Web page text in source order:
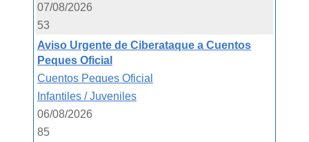
07/08/2026
53
Aviso Urgente de Ciberataque a Cuentos
Peques Oficial
Cuentos Peques Oficial
Infantiles / Juveniles
06/08/2026
85